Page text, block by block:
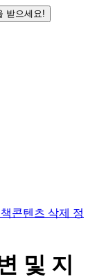
받으세요!
콘텐츠 삭제 정
및 지